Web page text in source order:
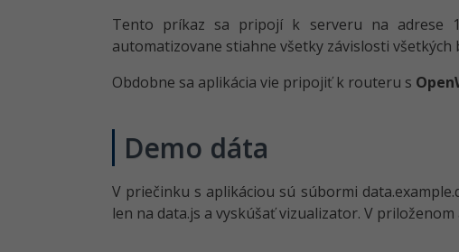
Tento príkaz sa pripojí k serveru na adrese
automatizovane stiahne všetky závislosti
Obdobne sa aplikácia vie pripojiť k routeru s
Demo dáta
V priečinku s aplikáciou sú súbormi
len na data.js a vyskúšať vizualizator. V